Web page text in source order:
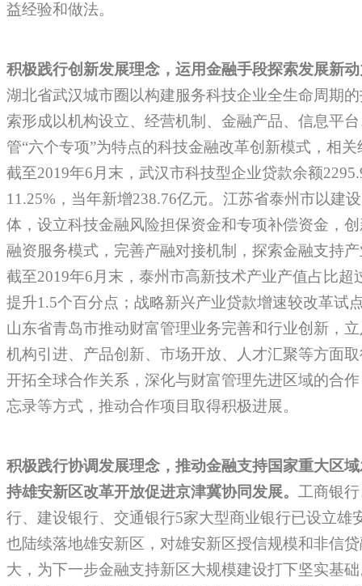
益经验和做法。
积极践行创新发展理念，运用金融手段探索发展新
湖北省武汉城市圈以构建服务科技企业全生命周期
索形成以机构设立、经营机制、金融产品、信息平
管“六个专项”为特点的科技金融改革创新模式，相
截至2019年6月末，武汉市科技型企业贷款余额
11.25%，当年新增238.76亿元。江苏省泰州市以建
体，设立科技金融风险担保资金和专项补偿资金，
融资服务模式，完善产融对接机制，探索金融支持
截至2019年6月末，泰州市高新技术产业产值占比超
提升1.5个百分点；战略新兴产业贷款增速较改革试
山东省青岛市推动财富管理业务完善和行业创新，
机构引进、产品创新、市场开放、人才汇聚等方面
开拓全球合作关系，深化与财富管理先进区域的合
忘录等方式，推动合作项目取得积极进展。
积极践行协调发展理念，推动金融支持国家重大区
持雄安新区改革开放促进京津冀协同发展。 工商银
行、建设银行、交通银行5家大型商业银行已设立雄
也陆续落地雄安新区，对雄安新区授信规模和非信
大，为下一步金融支持新区大规模建设打下坚实基